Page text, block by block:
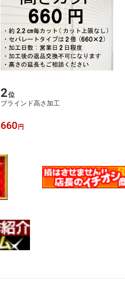
2位
ブラインド高さ加工
660 円